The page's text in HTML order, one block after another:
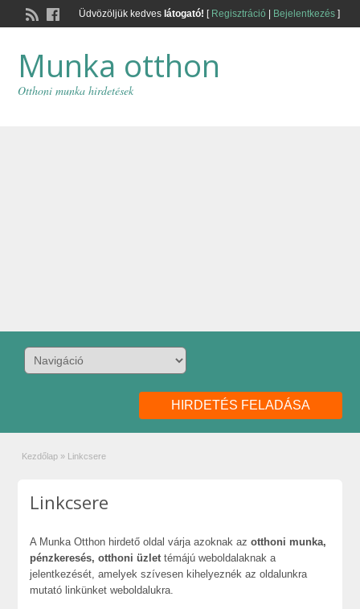
Üdvözöljük kedves látogató! [ Regisztráció Bejelentkezés]
Munka otthon
Otthoni munka hirdetések
HIRDETÉS FELADÁSA
Kezdőlap » Linkcsere
Linkcsere
A Munka Otthon hirdető oldal várja azoknak azotthoni munka,
pénzkeresés, otthoni üzlettémájú weboldalaknak a
jelentkezését, amelyek szívesen kihelyeznék az oldalunkra
mutató linkünket weboldalukra.